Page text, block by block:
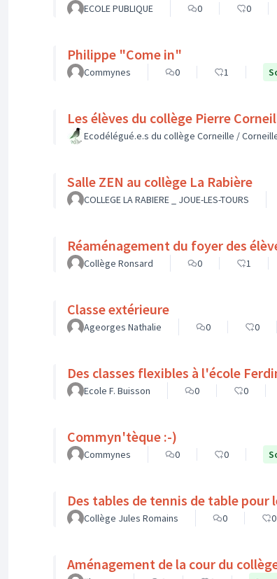
ECOLE PUBLIQUE 0 0
Philippe "Come in"
Commynes 0 1
Ecodélégué.e.s du collège Corneille /
Salle ZEN au collège La Rabière
COLLEGE LA RABIERE _ JOUE-LES-TOURS
Réaménagement du foyer des
Collège Ronsard 0 1
Classe extérieure
Ageorges Nathalie 0 0
Des classes flexibles à l'école
Ecole F. Buisson 0 0
Commyn'tèque :-)
Commynes 0 0
Des tables de tennis de table pour
Collège Jules Romains 0 0
Aménagement de la cour du